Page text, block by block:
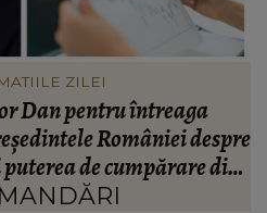
despre infidelitate? Ce
de muzică populară:
m-au înșelat.”